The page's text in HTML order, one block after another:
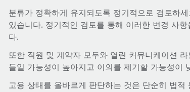
분류가 정확하게 유지되도록 정기적으로 검토하
있습니다. 정기적인 검토를 통해 이러한 변경 사
다.
또한 직원 및 계약자 모두와 열린 커뮤니케이션
들일 가능성이 높아지고 이의를 제기할 가능성이
고용 상태를 올바르게 판단하는 것은 단순히 법